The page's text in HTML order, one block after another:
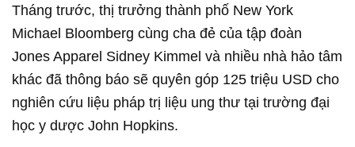
Tháng trước, thị trưởng thành phố New York
Michael Bloomberg cùng cha đẻ của tập đoàn
Jones Apparel Sidney Kimmel và nhiều nhà hảo tâm
khác đã thông báo sẽ quyên góp 125 triệu USD cho
nghiên cứu liệu pháp trị liệu ung thư tại trường đại
học y dược John Hopkins.